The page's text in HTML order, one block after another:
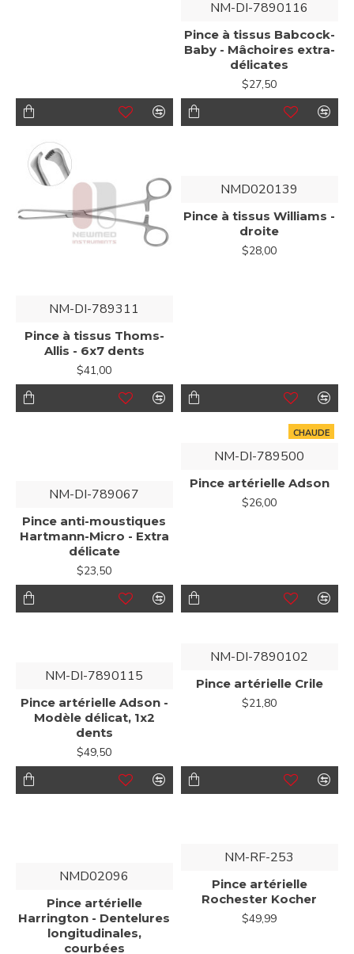
NM-DI-7890116
Pince à tissus Babcock-
Baby - Mâchoires extra-
délicates
$27,50
NM-DI-789311
Pince à tissus Thoms-
Allis - 6x7 dents
$41,00
NMD020139
Pince à tissus Williams -
droite
$28,00
NM-DI-789067
Pince anti-moustiques
Hartmann-Micro - Extra
délicate
$23,50
CHAUDE
NM-DI-789500
Pince artérielle Adson
$26,00
NM-DI-7890115
Pince artérielle Adson -
Modèle délicat, 1x2
dents
$49,50
NM-DI-7890102
Pince artérielle Crile
$21,80
NMD02096
Pince artérielle
Harrington - Dentelures
longitudinales,
courbées
NM-RF-253
Pince artérielle
Rochester Kocher
$49,99